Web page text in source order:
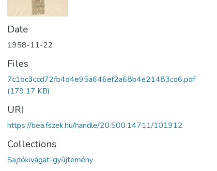
Date
1958-11-22
Files
7c1bc3ccd72fb4d4e95a646ef2a68b4e21483cd6.pdf
(179.17 KB)
URI
https://bea.fszek.hu/handle/20.500.14711/101912
Collections
Sajtókivágat-gyűjtemény